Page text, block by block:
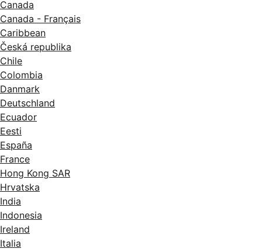
Canada
Canada - Français
Caribbean
Česká republika
Chile
Colombia
Danmark
Deutschland
Ecuador
Eesti
España
France
Hong Kong SAR
Hrvatska
India
Indonesia
Ireland
Italia